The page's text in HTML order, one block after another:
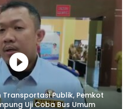
Transportasi Publik, Pemkot
Uji Coba Bus Umum